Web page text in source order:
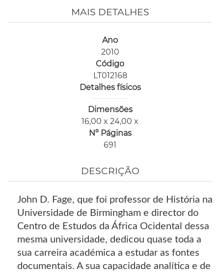
MAIS DETALHES
Ano
2010
Código
LT012168
Detalhes físicos
Dimensões
16,00 x 24,00 x
Nº Páginas
691
DESCRIÇÃO
John D. Fage, que foi professor de História na
Universidade de Birmingham e director do
Centro de Estudos da África Ocidental dessa
mesma universidade, dedicou quase toda a
sua carreira académica a estudar as fontes
documentais. A sua capacidade analítica e de